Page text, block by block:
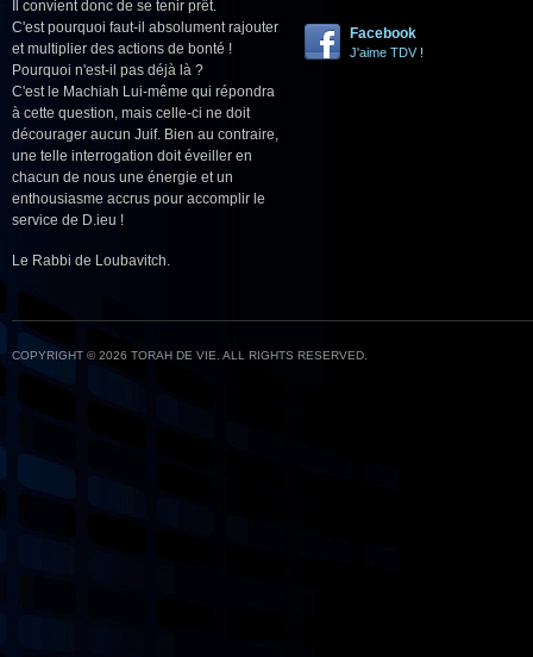
Il convient donc de se tenir prêt.
C'est pourquoi faut-il absolument rajouter
et multiplier des actions de bonté !
Pourquoi n'est-il pas déjà là ?
C'est le Machiah Lui-même qui répondra
à cette question, mais celle-ci ne doit
décourager aucun Juif. Bien au contraire,
une telle interrogation doit éveiller en
chacun de nous une énergie et un
enthousiasme accrus pour accomplir le
service de D.ieu !
Le Rabbi de Loubavitch.
Facebook
J'aime TDV !
COPYRIGHT © 2026 TORAH DE VIE. ALL RIGHTS RESERVED.